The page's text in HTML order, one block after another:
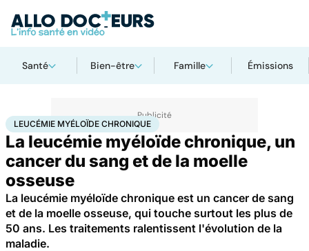
Santé Bien-être Famille Émissions
AccueilSantéMaladiesCancerLeucémie myéloïde chronique
LEUCÉMIE MYÉLOÏDE CHRONIQUE
La leucémie myéloïde chronique, un
cancer du sang et de la moelle
osseuse
La leucémie myéloïde chronique est un cancer de sang
et de la moelle osseuse, qui touche surtout les plus de
50 ans. Les traitements ralentissent l'évolution de la
maladie.